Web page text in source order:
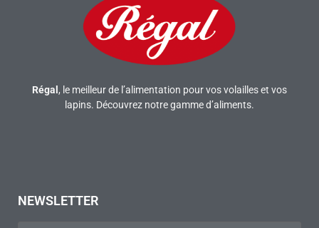
Régal , le meilleur de l’alimentation pour vos volailles et vos
lapins. Découvrez notre gamme d’aliments.
NEWSLETTER